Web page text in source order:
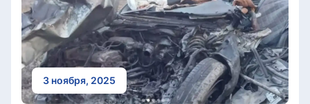
3 ноября, 2025